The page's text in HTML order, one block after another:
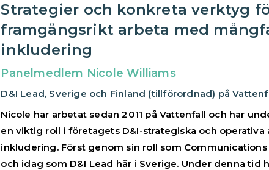
Strategier och konkreta verktyg
framgångsrikt arbeta med
inkludering​
Panelmedlem Nicole Williams
D&I Lead, Sverige och Finland (tillförordnad) på
Nicole har arbetat sedan 2011 på Vattenfall och har
en viktig roll i företagets D&I-strategiska och
inkludering. Först genom sin roll som
och idag som D&I Lead här i Sverige. Under denna tid